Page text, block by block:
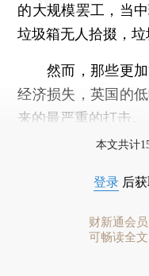
的大规模罢工，当
垃圾箱无人拾掇，垃
然而，那些更加
经济损失，英国的
来的最严重的打击。
本文共计
登录 后
财新通会员
可畅读全文